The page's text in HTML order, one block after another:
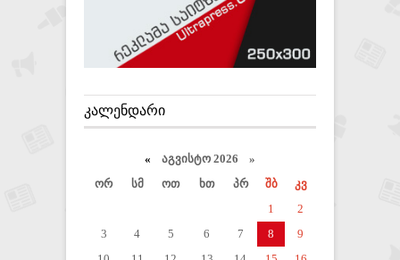
ᲙᲐᲚᲔᲜᲓᲐᲠᲘ
« აგვისტო 2026 »
ორ
სმ ოთ ხთ პრ შბ
კვ
1
2
3
4 5 6 7 8
9